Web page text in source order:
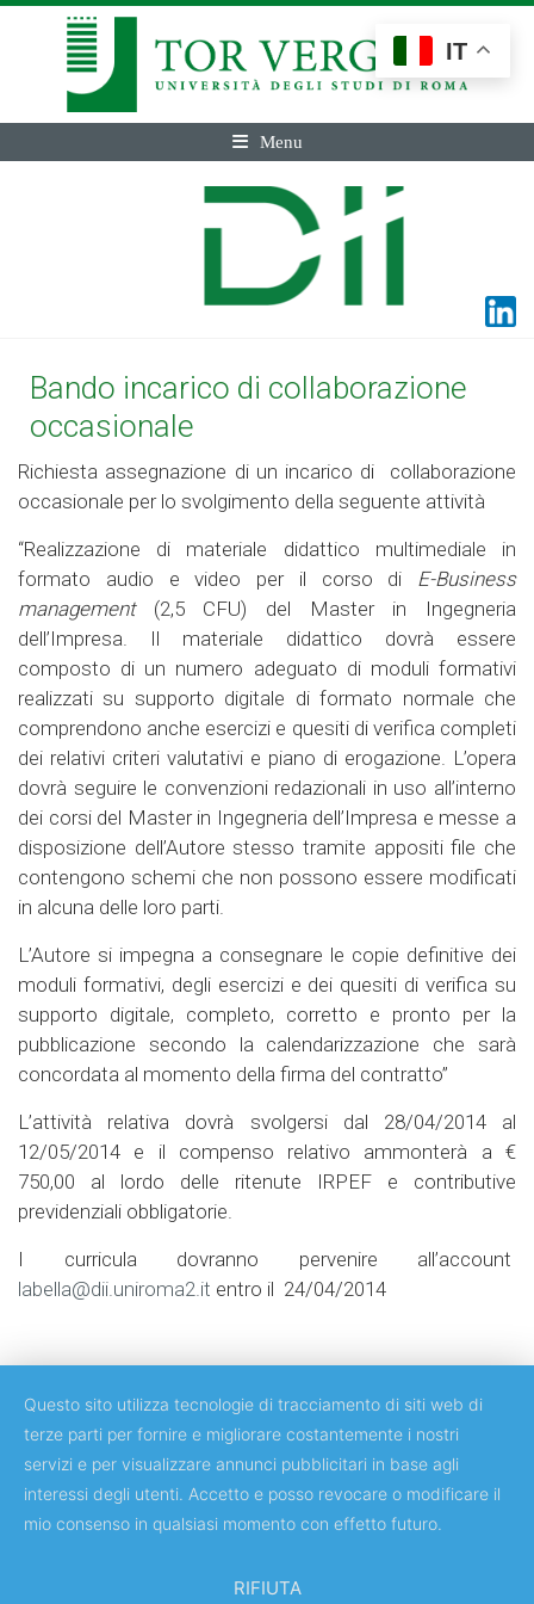
Menu
Bando incarico di collaborazione
occasionale
Richiesta assegnazione di un incarico di collaborazione
occasionale per lo svolgimento della seguente attività
“Realizzazione di materiale didattico multimediale in
formato audio e video per il corso di E-Business
management(2,5 CFU) del Master in Ingegneria
dell’Impresa. Il materiale didattico dovrà essere
composto di un numero adeguato di moduli formativi
realizzati su supporto digitale di formato normale che
comprendono anche esercizi e quesiti di verifica completi
dei relativi criteri valutativi e piano di erogazione. L’opera
dovrà seguire le convenzioni redazionali in uso all’interno
dei corsi del Master in Ingegneria dell’Impresa e messe a
disposizione dell’Autore stesso tramite appositi file che
contengono schemi che non possono essere modificati
in alcuna delle loro parti.
L’Autore si impegna a consegnare le copie definitive dei
moduli formativi, degli esercizi e dei quesiti di verifica su
supporto digitale, completo, corretto e pronto per la
pubblicazione secondo la calendarizzazione che sarà
concordata al momento della firma del contratto”
L’attività relativa dovrà svolgersi dal 28/04/2014 al
12/05/2014 e il compenso relativo ammonterà a €
750,00 al lordo delle ritenute IRPEF e contributive
previdenziali obbligatorie.
I curricula dovranno pervenire all’account
labella@dii.uniroma2.it entro il 24/04/2014
Copyright © 2018 Università degli Studi di Roma Tor Vergata
IT
Questo sito utilizza tecnologie di tracciamento di siti web di
terze parti per fornire e migliorare costantemente i nostri
servizi e per visualizzare annunci pubblicitari in base agli
interessi degli utenti. Accetto e posso revocare o modificare il
mio consenso in qualsiasi momento con effetto futuro.
RIFIUTA